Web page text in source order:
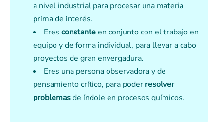
a nivel industrial para procesar una materia
prima de interés.
Eres constanteen conjunto con el trabajo en
equipo y de forma individual, para llevar a cabo
proyectos de gran envergadura.
Eres una persona observadora y de
pensamiento crítico, para poder resolver
problemasde índole en procesos químicos.